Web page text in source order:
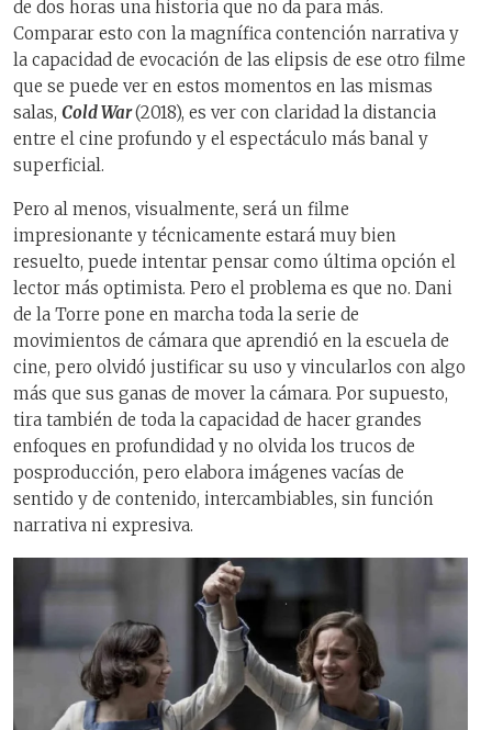
de dos horas una historia que no da para más.
Comparar esto con la magnífica contención narrativa y
la capacidad de evocación de las elipsis de ese otro filme
que se puede ver en estos momentos en las mismas
salas, Cold War(2018), es ver con claridad la distancia
entre el cine profundo y el espectáculo más banal y
superficial.
Pero al menos, visualmente, será un filme
impresionante y técnicamente estará muy bien
resuelto, puede intentar pensar como última opción el
lector más optimista. Pero el problema es que no. Dani
de la Torre pone en marcha toda la serie de
movimientos de cámara que aprendió en la escuela de
cine, pero olvidó justificar su uso y vincularlos con algo
más que sus ganas de mover la cámara. Por supuesto,
tira también de toda la capacidad de hacer grandes
enfoques en profundidad y no olvida los trucos de
posproducción, pero elabora imágenes vacías de
sentido y de contenido, intercambiables, sin función
narrativa ni expresiva.